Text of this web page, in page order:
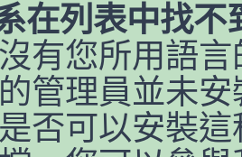
在列表中找不
有您所用語
管理員並未
否可以安裝